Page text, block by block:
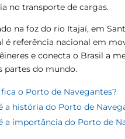
no transporte de cargas.
na foz do rio Itajaí, em
é referência nacional em
e conecta o Brasil a
partes do mundo.
o Porto de Navegantes?
a história do Porto de
a importância do Porto de